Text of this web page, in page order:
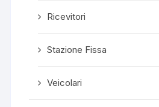
Ricevitori
Stazione Fissa
Veicolari